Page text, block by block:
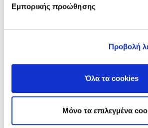
Εμπορικής προώθησης
Προβολή
Όλα τα cookies
Μόνο τα επιλεγμένα